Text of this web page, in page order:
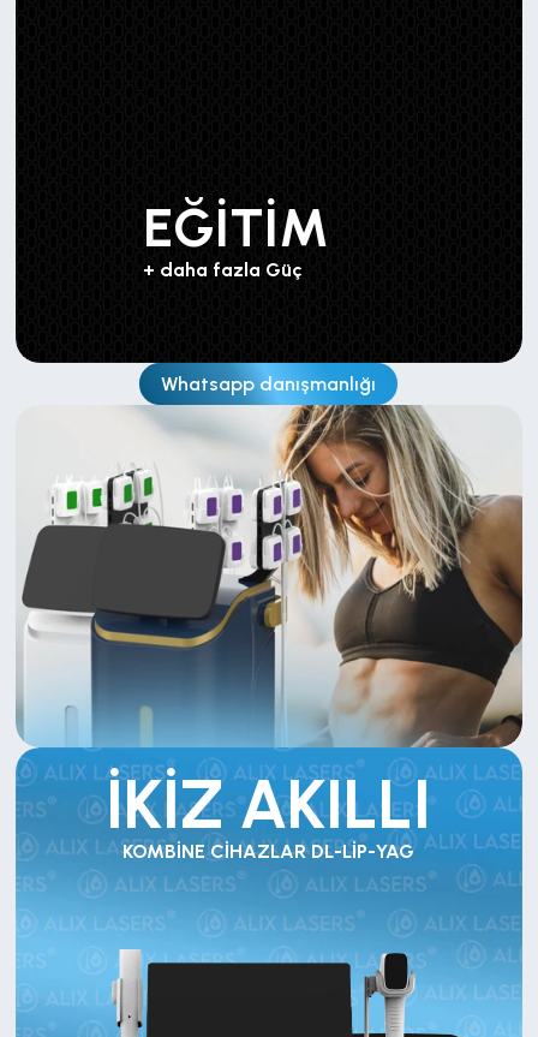
İKİZ AKILLI
KOMBİNE CİHAZLAR DL-LİP-YAG
EĞİTİM
+ daha fazla Güç
Whatsapp danışmanlığı